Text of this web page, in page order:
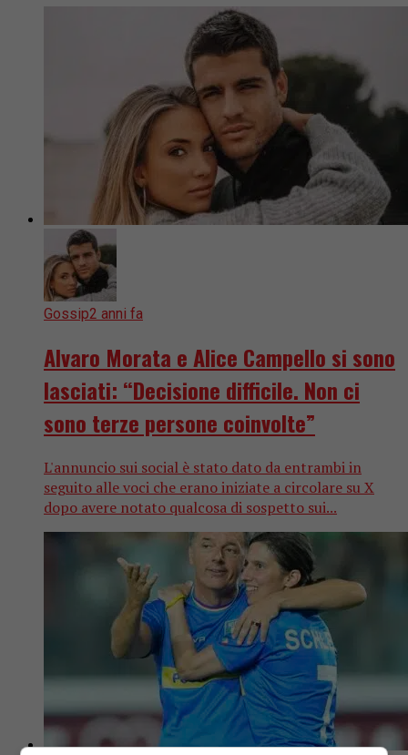
Gossip2 anni fa
Alvaro Morata e Alice Campello si sono
lasciati: “Decisione difficile. Non ci
sono terze persone coinvolte”
L'annuncio sui social è stato dato da entrambi in
seguito alle voci che erano iniziate a circolare su X
dopo avere notato qualcosa di sospetto sui...